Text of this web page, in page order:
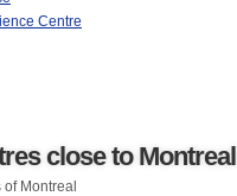
Centre
close to Montreal
Montreal